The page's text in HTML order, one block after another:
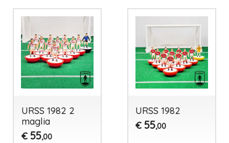
URSS 1982 2
maglia
€ 55,00
URSS 1982
€ 55,00